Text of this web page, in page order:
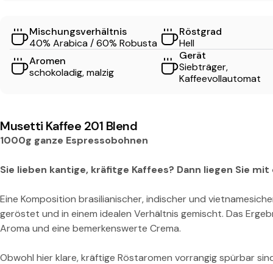
s
o
0
1
B
l
e
Mischungsverhältnis
40% Arabica / 60% Robusta
Röstgrad
Hell
Aromen
schokoladig, malzig
Gerät
Siebträger,
Kaffeevollautomat
Musetti Kaffee 201 Blend
1000g ganze Espressobohnen
Sie lieben kantige, kräfitge Kaffees? Dann liegen Sie
Eine Komposition brasilianischer, indischer und
geröstet und in einem idealen Verhältnis gemischt. Das
Aroma und eine bemerkenswerte Crema.
Obwohl hier klare, kräftige Röstaromen vorrangig spürbar